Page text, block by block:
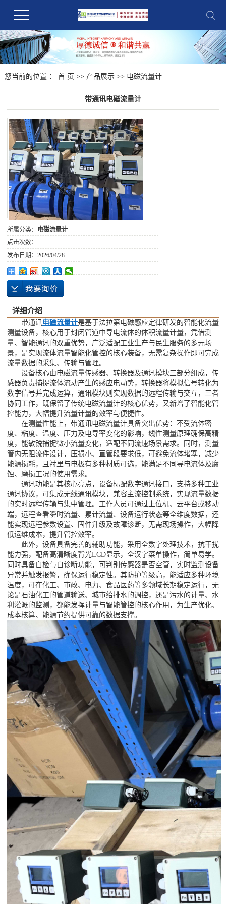
您当前的位置 ： 首 页 >> 产品展示>> 电磁流量计
带通讯电磁流量计
所属分类： 电磁流量计
点击次数：
发布日期： 2026/04/28
详细介绍
带通讯电磁流量计是基于法拉第电磁感应定律研发的智能化流量
测量设备，核心用于封闭管道中导电流体的体积流量计量，凭借测
量、智能通讯的双重优势，广泛适配工业生产与民生服务的多元场
景，是实现流体流量智能化管控的核心装备，无需复杂操作即可完成
流量数据的采集、传输与管理。
设备核心由电磁流量传感器、转换器及通讯模块三部分组成，传
感器负责捕捉流体流动产生的感应电动势，转换器将模拟信号转化为
数字信号并完成运算，通讯模块则实现数据的远程传输与交互，三者
协同工作，既保留了传统电磁流量计的核心优势，又新增了智能化管
控能力，大幅提升流量计量的效率与便捷性。
在测量性能上，带通讯电磁流量计具备突出优势：不受流体密
度、粘度、温度、压力及电导率变化的影响，线性测量原理确保高精
度，能敏锐捕捉微小流量变化，适配不同流速场景需求。同时，测量
管内无阻流件设计，压损小、直管段要求低，可避免流体堵塞，减少
能源损耗，且衬里与电极有多种材质可选，能满足不同导电流体及腐
蚀、磨损工况的使用需求。
通讯功能是其核心亮点，设备标配数字通讯接口，支持多种工业
通讯协议，可集成无线通讯模块，兼容主流控制系统，实现流量数据
的实时远程传输与集中管理。工作人员可通过上位机、云平台或移动
端，远程查看瞬时流量、累计流量、设备运行状态等全维度数据，还
能实现远程参数设置、固件升级及故障诊断，无需现场操作，大幅降
低运维成本，提升管控效率。
此外，设备具备完善的辅助功能，采用全数字处理技术，抗干扰
能力强，配备高清晰度背光LCD显示，全汉字菜单操作，简单易学。
同时具备自检与自诊断功能，可判别传感器是否空管，实时监测设备
异常并触发报警，确保运行稳定性。其防护等级高，能适应多种环境
温度，可在化工、市政、电力、食品医药等多领域长期稳定运行，无
论是石油化工的管道输送、城市给排水的调控，还是污水的计量、水
利灌溉的监测，都能发挥计量与智能管控的核心作用，为生产优化、
成本核算、能源节约提供可靠的数据支撑。